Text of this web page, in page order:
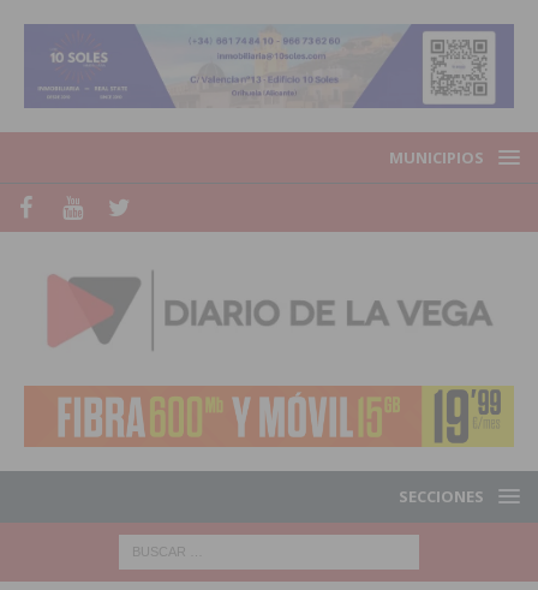
MUNICIPIOS
SECCIONES